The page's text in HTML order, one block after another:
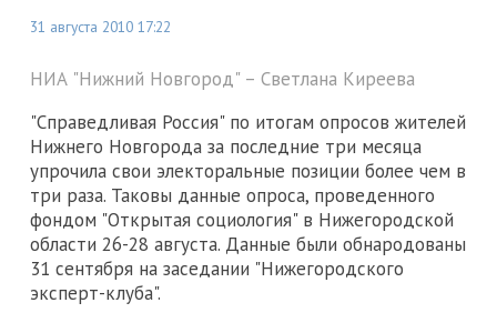
31 августа 2010 17:22
НИА "Нижний Новгород" – Светлана Киреева
"Справедливая Россия" по итогам опросов жителей
Нижнего Новгорода за последние три месяца
упрочила свои электоральные позиции более чем в
три раза. Таковы данные опроса, проведенного
фондом "Открытая социология" в Нижегородской
области 26-28 августа. Данные были обнародованы
31 сентября на заседании "Нижегородского
эксперт-клуба".